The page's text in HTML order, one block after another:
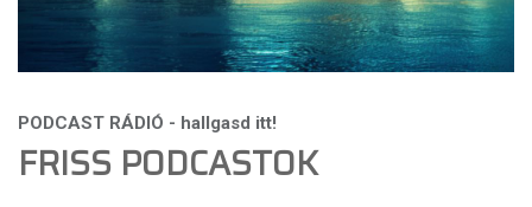
FRISS PODCASTOK